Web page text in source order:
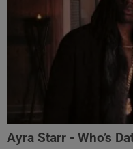
Ayra Starr - Who’s